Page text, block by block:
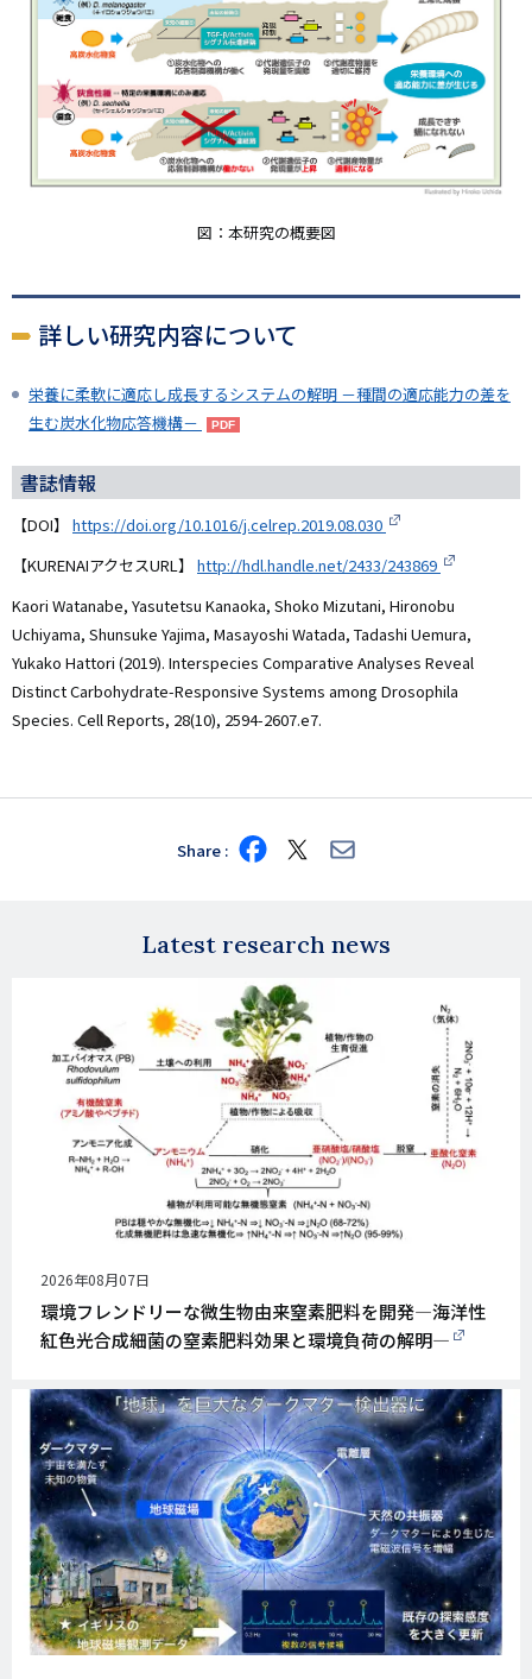
図：本研究の概要図
詳しい研究内容について
栄養に柔軟に適応し成長するシステムの解明 －種間の適応能力の差を
生む炭水化物応答機構－
書誌情報
【DOI】 https://doi.org/10.1016/j.celrep.2019.08.030
【KURENAIアクセスURL】 http://hdl.handle.net/2433/243869
Kaori Watanabe, Yasutetsu Kanaoka, Shoko Mizutani, Hironobu
Uchiyama, Shunsuke Yajima, Masayoshi Watada, Tadashi Uemura,
Yukako Hattori (2019). Interspecies Comparative Analyses Reveal
Distinct Carbohydrate-Responsive Systems among Drosophila
Species. Cell Reports, 28(10), 2594-2607.e7.
Share Share
on
Share
on
Share
via
Latest research news
公
開
日
2026年08月07日
環境フレンドリーな微生物由来窒素肥料を開発―海洋性
紅色光合成細菌の窒素肥料効果と環境負荷の解明―